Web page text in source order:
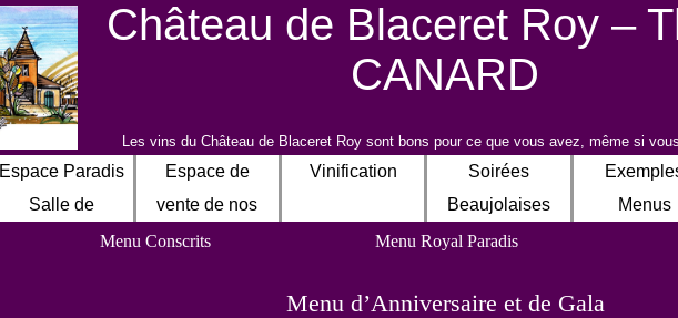
Château de Blaceret Roy –
CANARD
Les vins du Château de Blaceret Roy sont bons pour ce que vous avez, même si
Espace Paradis
Salle de
Espace de
vente de nos
Vins
Vinification
Soirées
Beaujolaises
Menus
Menu Conscrits Menu Royal Paradis
Menu d’Anniversaire et de Gala